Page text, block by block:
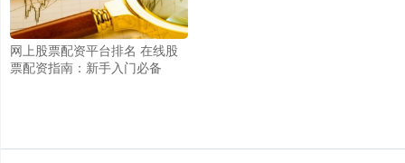
网上股票配资平台排名 在线股
票配资指南：新手入门必备